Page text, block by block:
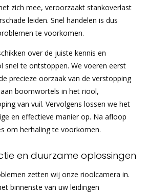
zich mee, veroorzaakt stankoverlast
leiden. Snel handelen is dus
te voorkomen.
over de juiste kennis en
snel te ontstoppen. We voeren eerst
precieze oorzaak van de verstopping
boomwortels in het riool,
van vuil. Vervolgens lossen we het
en effectieve manier op. Na afloop
om herhaling te voorkomen.
en duurzame oplossingen
zetten wij onze rioolcamera in.
binnenste van uw leidingen